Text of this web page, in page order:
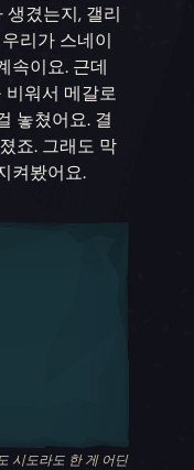
겼는지, 갤리
리가 스네이
속이요. 근데
워서 메갈로
놓쳤어요. 결
죠. 그래도 막
켜봤어요.
시도라도 한 게 어딘